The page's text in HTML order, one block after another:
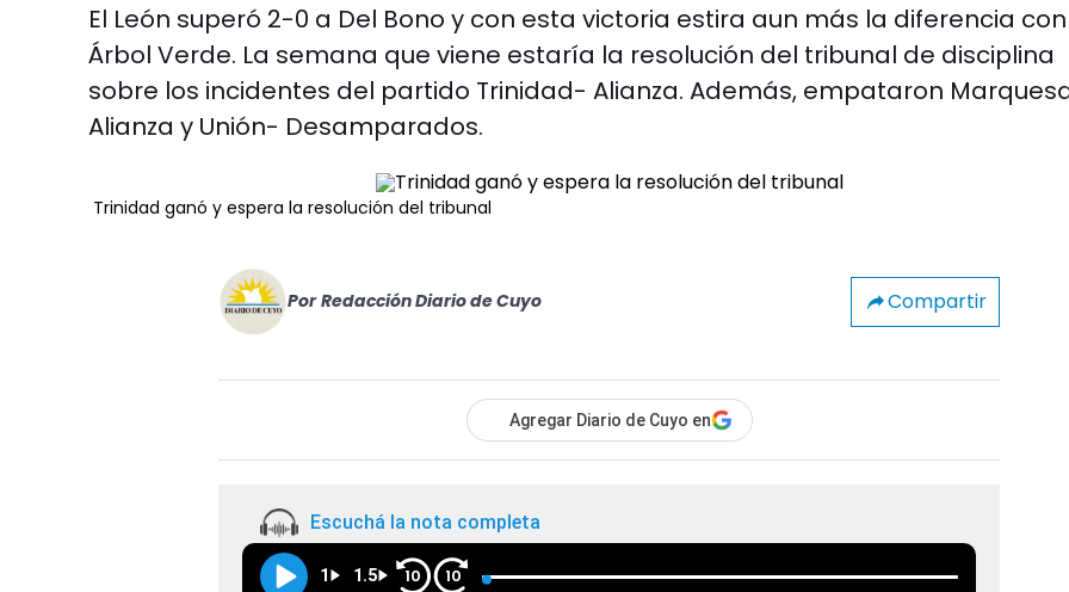
El León superó 2-0 a Del Bono y con esta victoria estira aun más la diferencia con
Árbol Verde. La semana que viene estaría la resolución del tribunal de disciplina
sobre los incidentes del partido Trinidad- Alianza. Además, empataron
Alianza y Unión- Desamparados.
Trinidad ganó y espera la resolución del tribunal
Por Redacción Diario de Cuyo Compartir
Agregar Diario de Cuyo en
Escuchá la nota completa
1 1.5 10 10